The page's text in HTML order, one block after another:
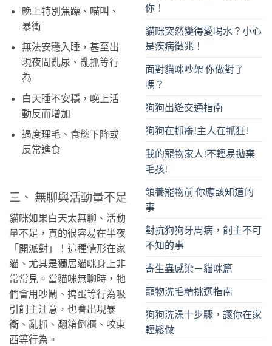
晚上特別焦躁、喵叫、
暴衝
無法安穩入睡，甚至出
現夜間亂尿、亂抓等行
為
白天睡不安穩，晚上活
動反而增加
過度理毛、食慾下降或
反常進食
三、 無聊與活動量不足
貓咪如果白天太無聊、活動
量不足，真的很容易在半夜
「開派對」！這種情形在家
貓、尤其是獨居貓咪身上非
常常見。當貓咪無聊時，牠
們會用吵鬧、搗蛋等行為吸
引飼主注意，也會出現暴
衝、亂抓、翻箱倒櫃、咬東
西等行為。
你！
貓咪突然變得愛喝水？小心
是疾病徵兆！
面對貓咪吵架 你做對了
嗎？
狗狗出遊交通指南
狗狗在抓癢!主人在抓狂!
我的寵物家人!不輕易拋棄
毛孩!
領養寵物前 你應該知道的
事
對抗狗狗牙周病，飼主不可
不知的事
寄生蟲感染－貓咪篇
寵物洗毛精挑選指南
狗狗洗澡十步驟，讓你在家
輕鬆做